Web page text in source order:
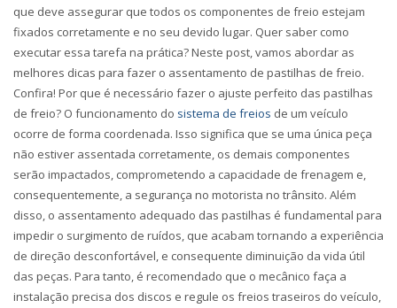
que deve assegurar que todos os componentes de freio estejam
fixados corretamente e no seu devido lugar. Quer saber como
executar essa tarefa na prática? Neste post, vamos abordar as
melhores dicas para fazer o assentamento de pastilhas de freio.
Confira! Por que é necessário fazer o ajuste perfeito das pastilhas
de freio? O funcionamento do sistema de freios de um veículo
ocorre de forma coordenada. Isso significa que se uma única peça
não estiver assentada corretamente, os demais componentes
serão impactados, comprometendo a capacidade de frenagem e,
consequentemente, a segurança no motorista no trânsito. Além
disso, o assentamento adequado das pastilhas é fundamental para
impedir o surgimento de ruídos, que acabam tornando a experiência
de direção desconfortável, e consequente diminuição da vida útil
das peças. Para tanto, é recomendado que o mecânico faça a
instalação precisa dos discos e regule os freios traseiros do veículo,